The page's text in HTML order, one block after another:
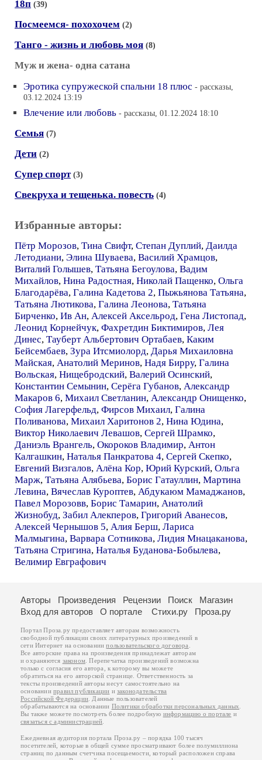
18п (39)
Посмеемся- похохочем (2)
Танго - жизнь и любовь моя (8)
Муж и жена- одна сатана
Эротика супружеской спальни 18 плюс - рассказы,
03.12.2024 13:19
Влечение или любовь - рассказы, 01.12.2024 18:10
Семья (7)
Дети (2)
Супер спорт (3)
Свекруха и тещенька. повесть (4)
Избранные авторы:
Пётр Морозов, Тина Свифт, Степан Дуплий, Даилда
Летодиани, Элина Шуваева, Василий Храмцов,
Виталий Голышев, Татьяна Бегоулова, Вадим
Михайлов, Нина Радостная, Николай Пащенко, Ольга
Благодарёва, Галина Кадетова 2, Пыжьянова Татьяна,
Татьяна Лютикова, Галина Леонова, Татьяна
Бирченко, Ив Ан, Алексей Аксельрод, Гена Листопад,
Леонид Корнейчук, Фахретдин Биктимиров, Лея
Динес, Тауберт Альбертович Ортабаев, Каким
Бейсембаев, Зура Итсмиолорд, Дарья Михаиловна
Майская, Анатолий Меринов, Надя Бирру, Галина
Вольская, Нищебродский, Валерий Осинский,
Константин Семынин, Серёга Губанов, Александр
Макаров 6, Михаил Светланин, Александр Онищенко,
София Лагерфельд, Фирсов Михаил, Галина
Поливанова, Михаил Харитонов 2, Нина Юдина,
Виктор Николаевич Левашов, Сергей Шрамко,
Даниэль Врангель, Окороков Владимир, Антон
Калгашкин, Наталья Панкратова 4, Сергей Скепко,
Евгений Визгалов, Алёна Кор, Юрий Курский, Ольга
Марж, Татьяна Алябьева, Борис Гатауллин, Мартина
Левина, Вячеслав Куроптев, Абдукаюм Мамаджанов,
Павел Морозовв, Борис Тамарин, Анатолий
Жизнобуд, Забил Алекперов, Григорий Аванесов,
Алексей Чернышов 5, Алия Берш, Лариса
Малмыгина, Варвара Сотникова, Лидия Мнацаканова,
Татьяна Стригина, Наталья Буданова-Бобылева,
Велимир Евграфович
Авторы Произведения Рецензии Поиск
Магазин
Вход для авторов
О портале Стихи.ру Проза.ру
Портал Проза.ру предоставляет авторам возможность
свободной публикации своих литературных произведений в
сети Интернет на основаниипользовательского договора
Все авторские права на произведения принадлежат авторам
и охраняются законом . Перепечатка произведений возможна
только с согласия его автора, к которому вы можете
обратиться на его авторской странице. Ответственность за
тексты произведений авторы несут самостоятельно на
основанииправил публикации изаконодательства
Российской Федерации . Данные пользователей
обрабатываются на основании Политики обработки персональных данных
Вы также можете посмотреть более подробную информацию о портале и
связаться с администрацией
Ежедневная аудитория портала Проза.ру – порядка 100 тысяч
посетителей, которые в общей сумме просматривают более полумиллиона
страниц по данным счетчика посещаемости, который расположен справа